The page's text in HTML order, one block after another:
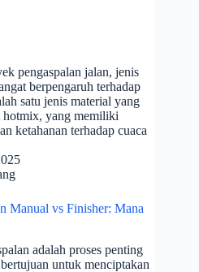
pengaspalan jalan, jenis
berpengaruh terhadap
satu jenis material yang
hotmix, yang memiliki
ketahanan terhadap cuaca
Manual vs Finisher: Mana
adalah proses penting
untuk menciptakan